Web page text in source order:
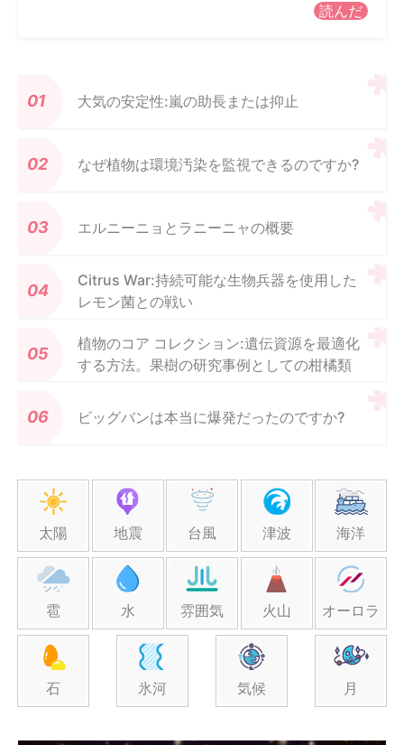
読んだ
大気の安定性:嵐の助長または抑止
なぜ植物は環境汚染を監視できるのですか?
エルニーニョとラニーニャの概要
Citrus War:持続可能な生物兵器を使用した
レモン菌との戦い
植物のコア コレクション:遺伝資源を最適化
する方法。果樹の研究事例としての柑橘類
ビッグバンは本当に爆発だったのですか?
太陽 地震 台風 津波 海洋
雹 水 雰囲気 火山 オーロラ
石 氷河 気候 月